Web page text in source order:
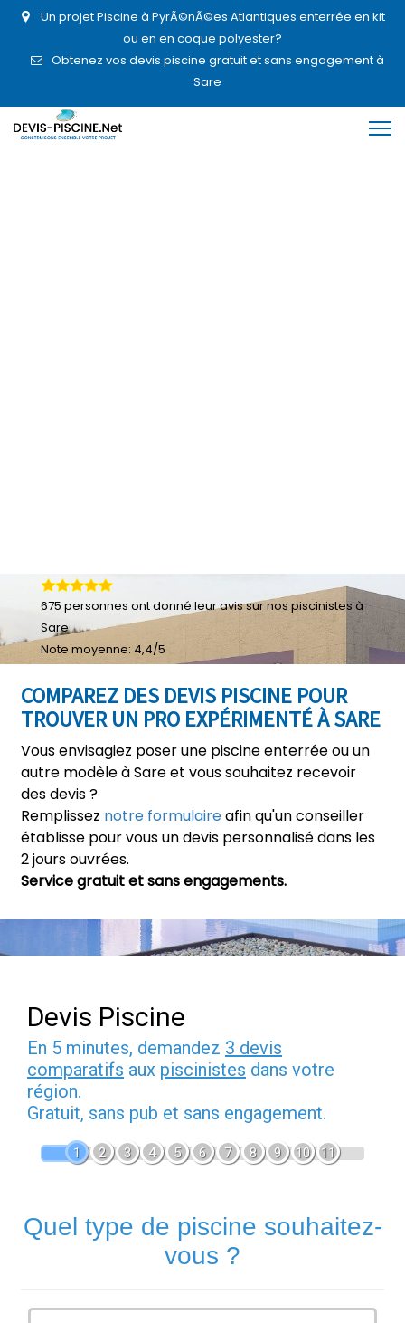
Un projet Piscine à PyrÃ©nÃ©es Atlantiques enterrée en kit
ou en en coque polyester?
Obtenez vos devis piscine gratuit et sans engagement à
Sare
COMPAREZ DES DEVIS PISCINE POUR
TROUVER UN PRO EXPÉRIMENTÉ À SARE
Vous envisagiez poser une piscine enterrée ou un
autre modèle à Sare et vous souhaitez recevoir
des devis ?
Remplissez notre formulaireafin qu'un conseiller
établisse pour vous un devis personnalisé dans les
2 jours ouvrées.
Service gratuit et sans engagements.
675 personnes ont donné leuravis sur nos piscinistes à
Sare
Note moyenne: 4,4/5
Devis Piscine
En 5 minutes, demandez 3 devis
comparatifs aux piscinistes dans votre
région.
Gratuit, sans pub et sans engagement.
1 2 3 4 5 6 7 8 9 10 11
Quel type de piscine souhaitez-
vous ?